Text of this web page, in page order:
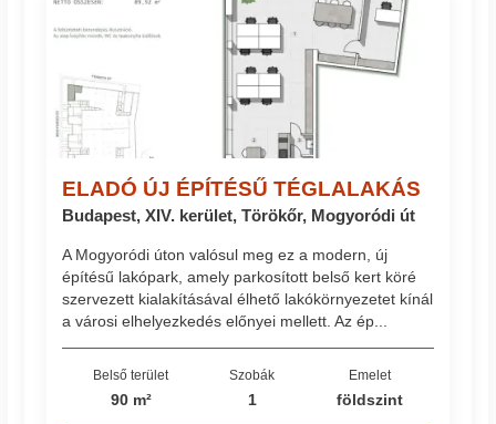
ELADÓ ÚJ ÉPÍTÉSŰ TÉGLALAKÁS
Budapest, XIV. kerület, Törökőr, Mogyoródi út
A Mogyoródi úton valósul meg ez a modern, új
építésű lakópark, amely parkosított belső kert köré
szervezett kialakításával élhető lakókörnyezetet kínál
a városi elhelyezkedés előnyei mellett. Az ép...
Belső terület
90 m²
Szobák
1
Emelet
földszint